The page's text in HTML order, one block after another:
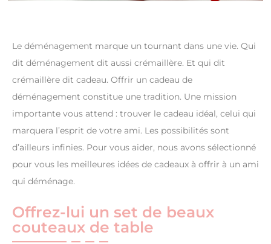
Le déménagement marque un tournant dans une vie. Qui
dit déménagement dit aussi crémaillère. Et qui dit
crémaillère dit cadeau. Offrir un cadeau de
déménagement constitue une tradition. Une mission
importante vous attend : trouver le cadeau idéal, celui qui
marquera l’esprit de votre ami. Les possibilités sont
d’ailleurs infinies. Pour vous aider, nous avons sélectionné
pour vous les meilleures idées de cadeaux à offrir à un ami
qui déménage.
Offrez-lui un set de beaux
couteaux de table